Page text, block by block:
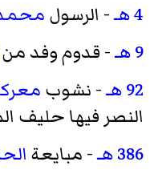
4 هـ - الرسول
9 هـ
- قدوم وفد من
92 هـ
- نشوب
النصر فيها حليف
386 هـ
- مبايعة